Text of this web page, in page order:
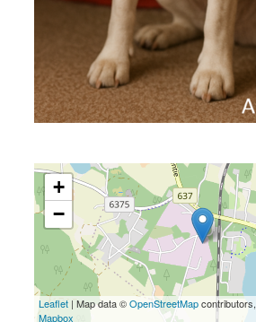
+
−
Leaflet| Map data ©OpenStreetMapcontributors,
Mapbox